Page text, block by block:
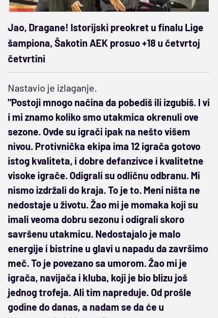
Jao, Dragane! Istorijski preokret u finalu Lige
šampiona, Šakotin AEK prosuo +18 u četvrtoj
četvrtini
Nastavio je izlaganje.
"Postoji mnogo načina da pobediš ili izgubiš. I vi
i mi znamo koliko smo utakmica okrenuli ove
sezone. Ovde su igrači ipak na nešto višem
nivou. Protivnička ekipa ima 12 igrača gotovo
istog kvaliteta, i dobre defanzivce i kvalitetne
visoke igrače. Odigrali su odličnu odbranu. Mi
nismo izdržali do kraja. To je to. Meni ništa ne
nedostaje u životu. Žao mi je momaka koji su
imali veoma dobru sezonu i odigrali skoro
savršenu utakmicu. Nedostajalo je malo
energije i bistrine u glavi u napadu da završimo
meč. To je povezano sa umorom. Žao mi je
igrača, navijača i kluba, koji je bio blizu još
jednog trofeja. Ali tim napreduje. Od prošle
godine do danas, a nadam se da će u